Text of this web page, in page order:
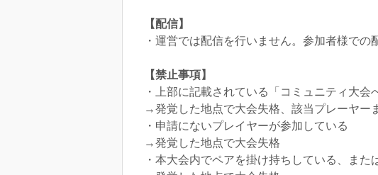
【配信】
・運営では配信を行いません。参加者様での
【禁止事項】
・上部に記載されている「コミュニティ大
→発覚した地点で大会失格、該当プレーヤー
・申請にないプレイヤーが参加している
→発覚した地点で大会失格
・本大会内でペアを掛け持ちしている、ま